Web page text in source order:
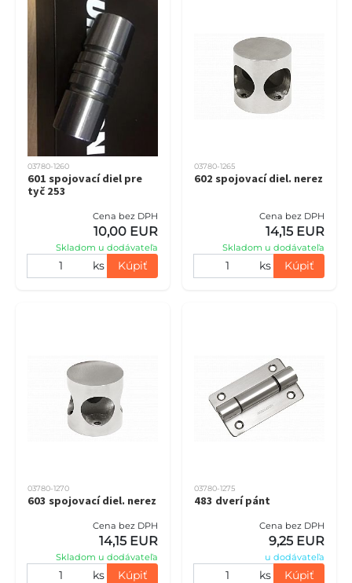
03780-1260
601 spojovací diel pre
tyč 253
Cena bez DPH
10,00 EUR
Skladom u dodávateľa
ks Kúpiť
03780-1265
602 spojovací diel. nerez
Cena bez DPH
14,15 EUR
Skladom u dodávateľa
ks Kúpiť
03780-1270
603 spojovací diel. nerez
Cena bez DPH
14,15 EUR
Skladom u dodávateľa
ks Kúpiť
03780-1275
483 dverí pánt
Cena bez DPH
9,25 EUR
u dodávateľa
ks Kúpiť